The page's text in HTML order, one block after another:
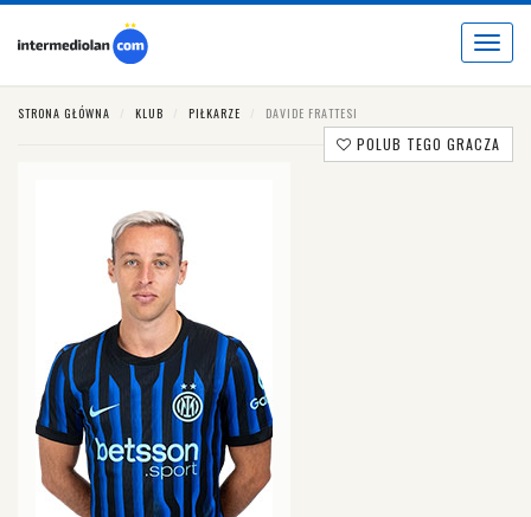
Toggle
STRONA GŁÓWNA KLUB PIŁKARZE DAVIDE FRATTESI
POLUB TEGO GRACZA